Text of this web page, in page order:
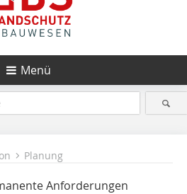
Menü
Planung
Anforderungen